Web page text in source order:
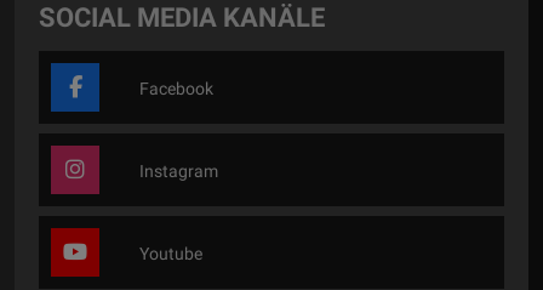
SOCIAL MEDIA KANÄLE
Facebook
Instagram
Youtube